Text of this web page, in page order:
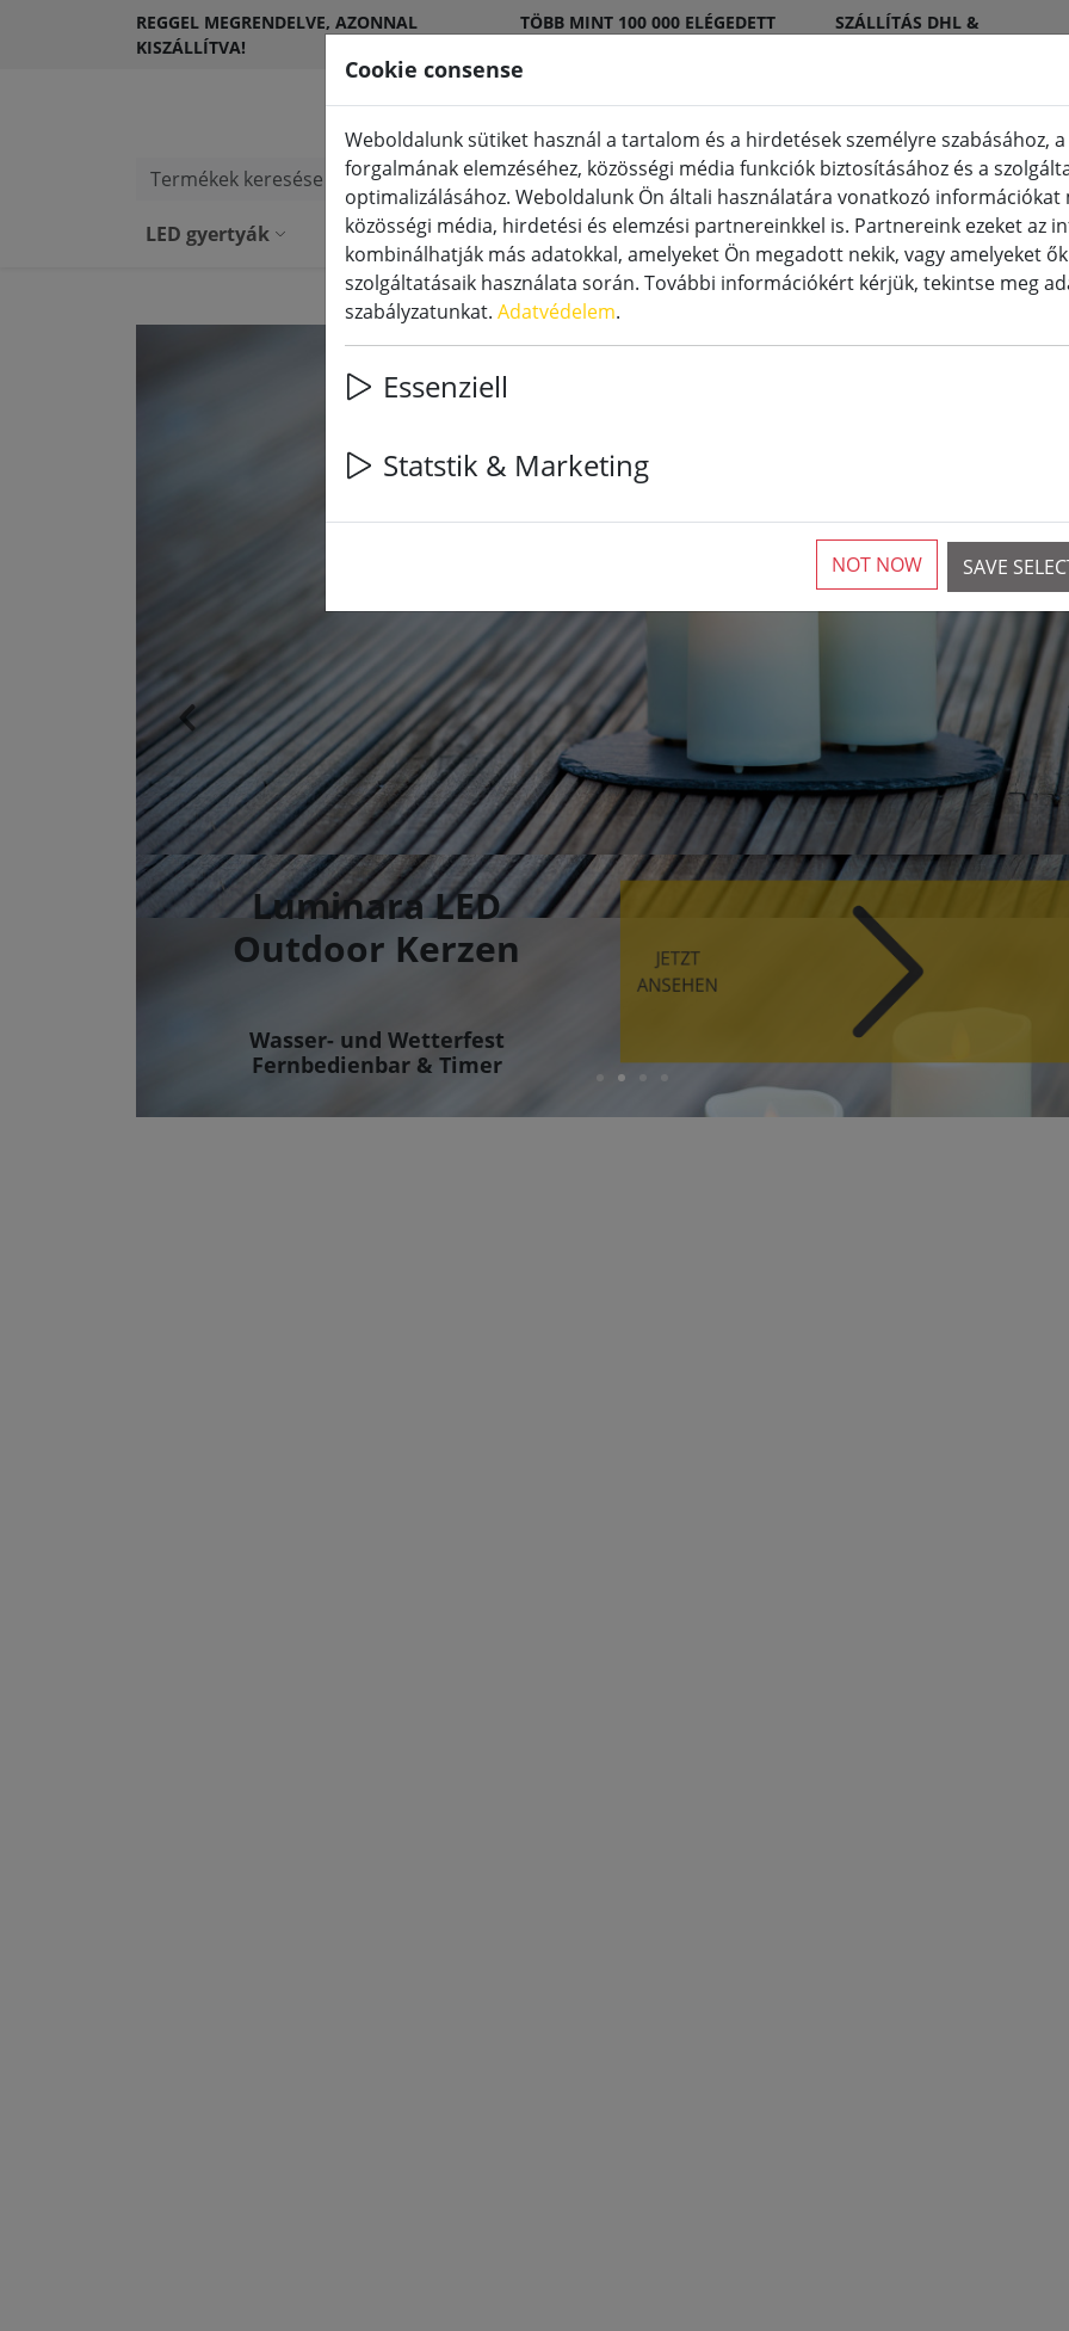
REGGEL MEGRENDELVE, AZONNAL
KISZÁLLÍTVA!
TÖBB MINT 100 000 ELÉGEDETT
SZÁLLÍTÁS DHL &
Termékek keresése
LED gyertyák
Kültéri LED gyertyák LED speciális gyertyák Tartozékok
Luminara LED
Outdoor Kerzen
Wasser- und Wetterfest
Fernbedienbar & Timer
JETZT
ANSEHEN
Cookie consense
Weboldalunk sütiket használ a tartalom és a hirdetések személyre szabásához,
forgalmának elemzéséhez, közösségi média funkciók biztosításához és a
optimalizálásához. Weboldalunk Ön általi használatára vonatkozó információkat
közösségi média, hirdetési és elemzési partnereinkkel is. Partnereink ezeket az
kombinálhatják más adatokkal, amelyeket Ön megadott nekik, vagy amelyeket
szolgáltatásaik használata során. További információkért kérjük, tekintse meg
szabályzatunkat. Adatvédelem.
Essenziell
Statstik & Marketing
SAVE
NOT NOW